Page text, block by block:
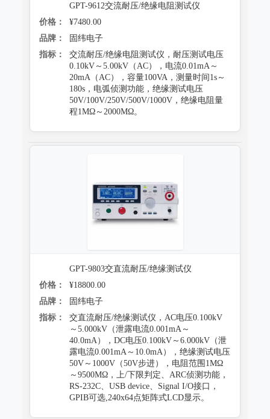
GPT-9612交流耐压/绝缘电阻测试仪
价格：
¥7480.00
品牌：
固纬电子
指标：
交流耐压/绝缘电阻测试仪，耐压测试电压
0.10kV～5.00kV（AC），电流0.01mA～
20mA（AC），容量100VA，测量时间1s～
180s，电弧侦测功能，绝缘测试电压
50V/100V/250V/500V/1000V，绝缘电阻量
程1MΩ～2000MΩ。
GPT-9803交直流耐压/绝缘测试仪
价格：
¥18800.00
品牌：
固纬电子
指标：
交直流耐压/绝缘测试仪，AC电压0.100kV
～5.000kV（泄露电流0.001mA～
40.0mA），DC电压0.100kV～6.000kV（泄
露电流0.001mA～10.0mA），绝缘测试电压
50V～1000V（50V步进），电阻范围1MΩ
～9500MΩ，上/下限判定、ARC侦测功能，
RS-232C、USB device、Signal I/O接口，
GPIB可选,240x64点矩阵式LCD显示。